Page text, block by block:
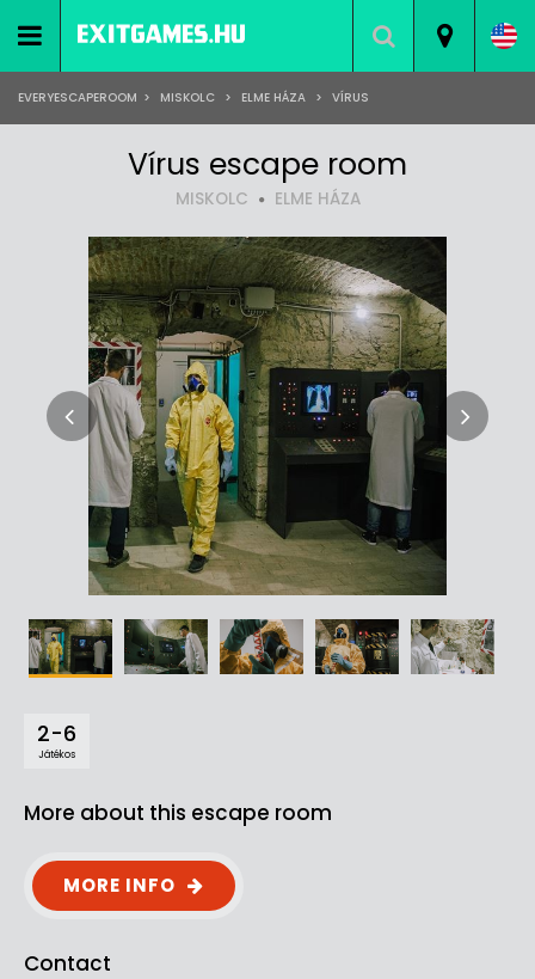
EVERYESCAPEROOM > MISKOLC > ELME HÁZA > VÍRUS
Vírus escape room
MISKOLC ELME HÁZA
2-6
Játékos
More about this escape room
MORE INFO
Contact